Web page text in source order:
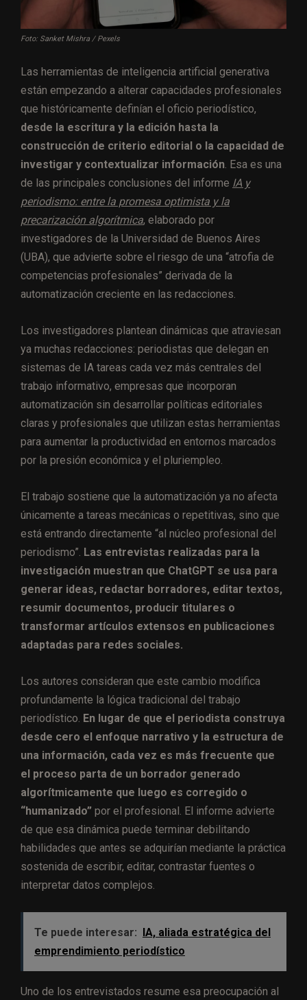
Foto: Sanket Mishra / Pexels
Las herramientas de inteligencia artificial generativa
están empezando a alterar capacidades profesionales
que históricamente definían el oficio periodístico,
desde la escritura y la edición hasta la
construcción de criterio editorial o la capacidad de
investigar y contextualizar información. Esa es una
de las principales conclusiones del informe IA y
periodismo: entre la promesa optimista y la
precarización algorítmica, elaborado por
investigadores de la Universidad de Buenos Aires
(UBA), que advierte sobre el riesgo de una “atrofia de
competencias profesionales” derivada de la
automatización creciente en las redacciones.
Los investigadores plantean dinámicas que atraviesan
ya muchas redacciones: periodistas que delegan en
sistemas de IA tareas cada vez más centrales del
trabajo informativo, empresas que incorporan
automatización sin desarrollar políticas editoriales
claras y profesionales que utilizan estas herramientas
para aumentar la productividad en entornos marcados
por la presión económica y el pluriempleo.
El trabajo sostiene que la automatización ya no afecta
únicamente a tareas mecánicas o repetitivas, sino que
está entrando directamente “al núcleo profesional del
periodismo”. Las entrevistas realizadas para la
investigación muestran que ChatGPT se usa para
generar ideas, redactar borradores, editar textos,
resumir documentos, producir titulares o
transformar artículos extensos en publicaciones
adaptadas para redes sociales.
Los autores consideran que este cambio modifica
profundamente la lógica tradicional del trabajo
periodístico. En lugar de que el periodista construya
desde cero el enfoque narrativo y la estructura de
una información, cada vez es más frecuente que
el proceso parta de un borrador generado
algorítmicamente que luego es corregido o
“humanizado” por el profesional. El informe advierte
de que esa dinámica puede terminar debilitando
habilidades que antes se adquirían mediante la práctica
sostenida de escribir, editar, contrastar fuentes o
interpretar datos complejos.
Te puede interesar: IA, aliada estratégica del
emprendimiento periodístico
Uno de los entrevistados resume esa preocupación al